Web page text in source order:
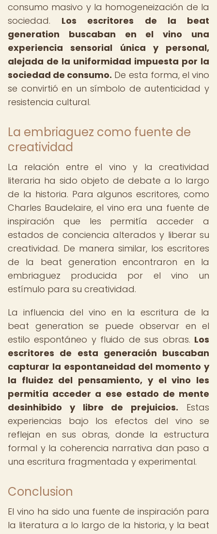
consumo masivo y la homogeneización de la
sociedad. Los escritores de la beat
generation buscaban en el vino una
experiencia sensorial única y personal,
alejada de la uniformidad impuesta por la
sociedad de consumo. De esta forma, el vino
se convirtió en un símbolo de autenticidad y
resistencia cultural.
La embriaguez como fuente de
creatividad
La relación entre el vino y la creatividad
literaria ha sido objeto de debate a lo largo
de la historia. Para algunos escritores, como
Charles Baudelaire, el vino era una fuente de
inspiración que les permitía acceder a
estados de conciencia alterados y liberar su
creatividad. De manera similar, los escritores
de la beat generation encontraron en la
embriaguez producida por el vino un
estímulo para su creatividad.
La influencia del vino en la escritura de la
beat generation se puede observar en el
estilo espontáneo y fluido de sus obras. Los
escritores de esta generación buscaban
capturar la espontaneidad del momento y
la fluidez del pensamiento, y el vino les
permitía acceder a ese estado de mente
desinhibido y libre de prejuicios. Estas
experiencias bajo los efectos del vino se
reflejan en sus obras, donde la estructura
formal y la coherencia narrativa dan paso a
una escritura fragmentada y experimental.
Conclusion
El vino ha sido una fuente de inspiración para
la literatura a lo largo de la historia, y la beat